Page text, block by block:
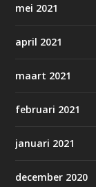
mei 2021
april 2021
maart 2021
februari 2021
januari 2021
december 2020